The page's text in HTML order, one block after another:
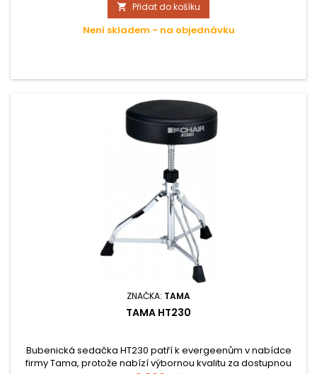
 Přidat do košíku
Není skladem - na objednávku
ZNAČKA: TAMA
TAMA HT230
Bubenická sedačka HT230 patří k evergeenům v nabídce
firmy Tama, protože nabízí výbornou kvalitu za dostupnou